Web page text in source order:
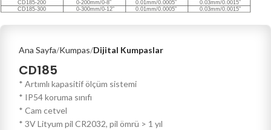
Ana Sayfa Kumpas Dijital Kumpaslar
CD185
* Artımlı kapasitif ölçüm sistemi
* IP54 koruma sınıfı
* Cam cetvel
* 3V Lityum pil CR2032, pil ömrü > 1 yıl